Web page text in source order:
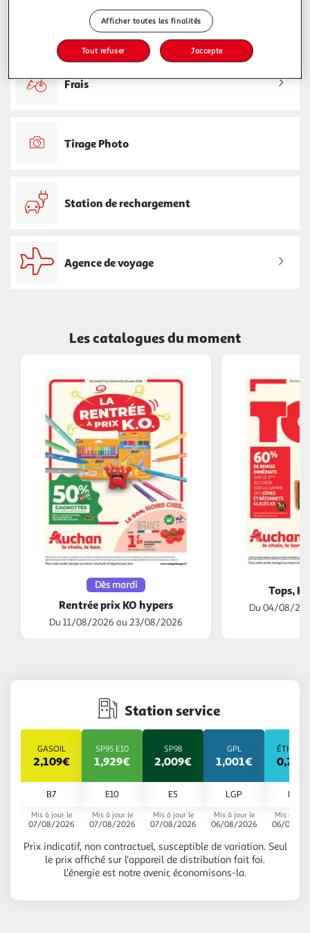
Billetterie
Frais
Tirage Photo
Station de rechargement
Agence de voyage
Les catalogues du moment
Dès mardi
Rentrée prix KO hypers
Du 11/08/2026 au 23/08/2026
Tops,
Du 04/08/
Station service
GASOIL
2,109€
B7
Mis à jour le
07/08/2026
SP95 E10
1,929€
E10
Mis à jour le
07/08/2026
SP98
2,009€
E5
Mis à jour le
07/08/2026
GPL
1,001€
LGP
Mis à jour le
06/08/2026
E85
Mis à jour
06/08/
Prix indicatif, non contractuel, susceptible de variation. Seul
le prix affiché sur l'appareil de distribution fait foi.
L'énergie est notre avenir, économisons-la.
Afficher toutes les finalités
Tout refuser J'accepte